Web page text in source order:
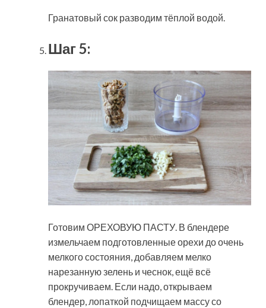
Гранатовый сок разводим тёплой водой.
Шаг 5:
Готовим ОРЕХОВУЮ ПАСТУ. В блендере
измельчаем подготовленные орехи до очень
мелкого состояния, добавляем мелко
нарезанную зелень и чеснок, ещё всё
прокручиваем. Если надо, открываем
блендер, лопаткой подчищаем массу со